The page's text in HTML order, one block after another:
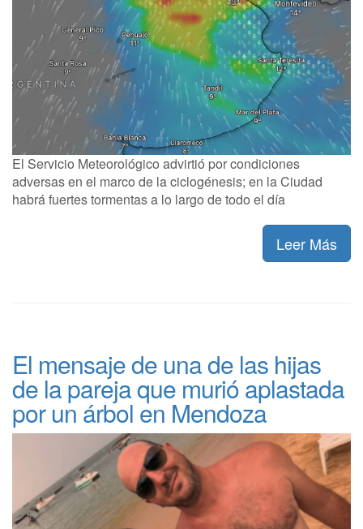
El Servicio Meteorológico advirtió por condiciones
adversas en el marco de la ciclogénesis; en la Ciudad
habrá fuertes tormentas a lo largo de todo el día
Leer Más
El mensaje de una de las hijas
de la pareja que murió aplastada
por un árbol en Mendoza